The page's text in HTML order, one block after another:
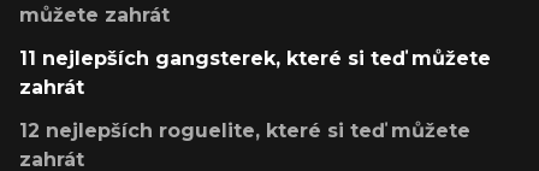
můžete zahrát
11 nejlepších gangsterek, které si teď můžete
zahrát
12 nejlepších roguelite, které si teď můžete
zahrát